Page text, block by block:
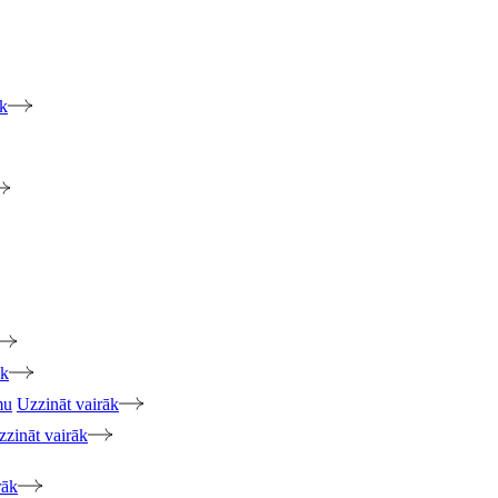
Uzzināt vairāk
vairāk